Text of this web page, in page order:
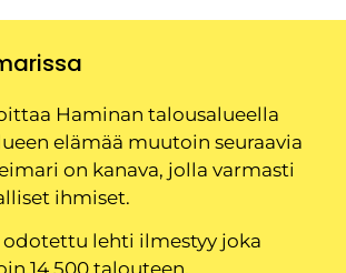
Haminan talousalueella
elämää muutoin seuraavia
on kanava, jolla varmasti
ihmiset.
odotettu lehti ilmestyy joka